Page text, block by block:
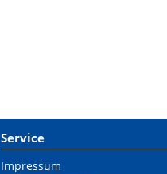
Service
Impressum